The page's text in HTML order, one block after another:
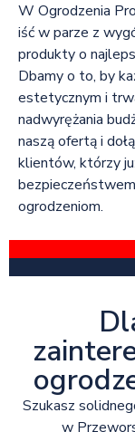
W Ogrodzenia
iść w parze z
produkty o
Dbamy o to, by
estetycznym i
nadwyrężania
naszą ofertą i
klientów, którzy
ogrodzeniom.
Szukasz
w